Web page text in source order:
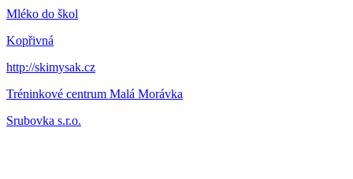
Mléko do škol
Kopřivná
http://skimysak.cz
Tréninkové centrum Malá Morávka
Srubovka s.r.o.